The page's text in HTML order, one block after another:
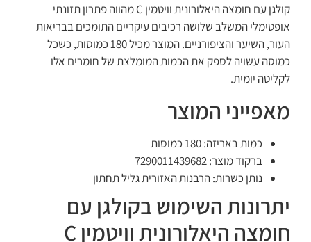
קולגן עם חומצה היאלורונית וויטמין C מהווה פתרון תזונתי
אופטימלי המשלב שלושה רכיבים עיקריים התומכים בבריאות
העור, השיער והציפורניים. המוצר מכיל 180 כמוסות, כשכל
כמוסה עשויה לספק את הכמות המומלצת של חומרים אלו
לקליטה יומית.
מאפייני המוצר
כמות באריזה: 180 כמוסות
ברקוד מוצר: 7290011439682
נותן כשרות: הרבנות האזורית גליל תחתון
יתרונות השימוש בקולגן עם
חומצה היאלורונית וויטמין C